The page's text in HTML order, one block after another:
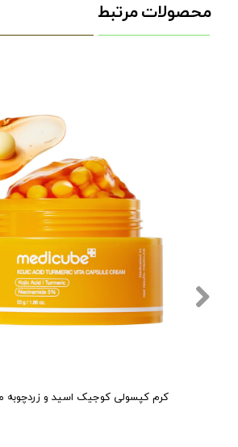
محصولات مرتبط